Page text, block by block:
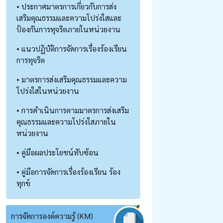
• ประกาศมาตรการเกี่ยวกับการส่ง
เสริมคุณธรรมและความโปร่งใสและ
ป้องกันการทุจริตภายในหน่วยงาน
• แนวปฏิบัติการจัดการเรื่องร้องเรียน
การทุจริต
• มาตรการส่งเสริมคุณธรรมและความ
โปร่งใสในหน่วยงาน
• การดำเนินการตามมาตรการส่งเสริม
คุณธรรมและความโปร่งใสภายใน
หน่วยงาน
• คู่มือผลประโยชน์ทับซ้อน
• คู่มือการจัดการเรื่องร้องเรียน ร้อง
ทุกข์
การจัดการองค์ความรู้ (KM)